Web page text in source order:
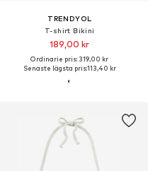
TRENDYOL
T-shirt Bikini
189,00 kr
Ordinarie pris: 319,00 kr
Senaste lägsta pris:113,40 kr